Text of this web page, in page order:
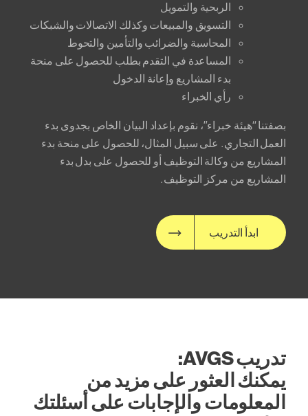
الربحية والتمويل
التسويق والمبيعات وكذلك الاتصالات والشبكات
المحاسبة والضرائب والتأمين والتحوط
المساعدة في التقدم بطلب للحصول على منحة
بدء المشاريع وإعانة الدخول
رأي الخبراء
بصفتنا “هيئة خبراء”، نقوم بإعداد البيان الخاص بجدوى بدء
العمل التجاري. على سبيل المثال، للحصول على منحة بدء
المشاريع من وكالة التوظيف أو للحصول على بدل بدء
المشاريع من مركز التوظيف.
ابدأ التدريب
تدريب AVGS:
يمكنك العثور على مزيد من
المعلومات والإجابات على أسئلتك